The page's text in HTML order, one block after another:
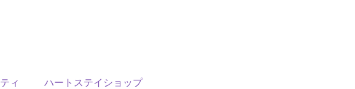
ィ ハートステイショップ